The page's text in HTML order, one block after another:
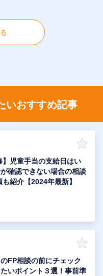
いおすすめ記事
】児童手当の支給日はい
確認できない場合の相談
紹介【2024年最新】
FP相談の前にチェック
いポイント３選！事前準